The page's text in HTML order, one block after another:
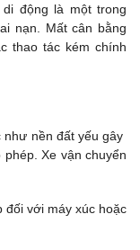
động là một trong
nạn. Mất cân bằng
thao tác kém chính
như nền đất yếu gây
Xe vận chuyển
đối với máy xúc hoặc